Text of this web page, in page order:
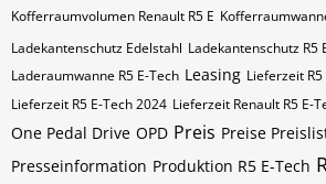
Kofferraumvolumen Renault R5 E
Ladekantenschutz Edelstahl Ladekantenschutz R5
Laderaumwanne R5 E-Tech Leasing Lieferzeit R5
Lieferzeit R5 E-Tech 2024 Lieferzeit Renault R5 E-
One Pedal Drive OPD Preis Preise
Presseinformation Produktion R5 E-Tech